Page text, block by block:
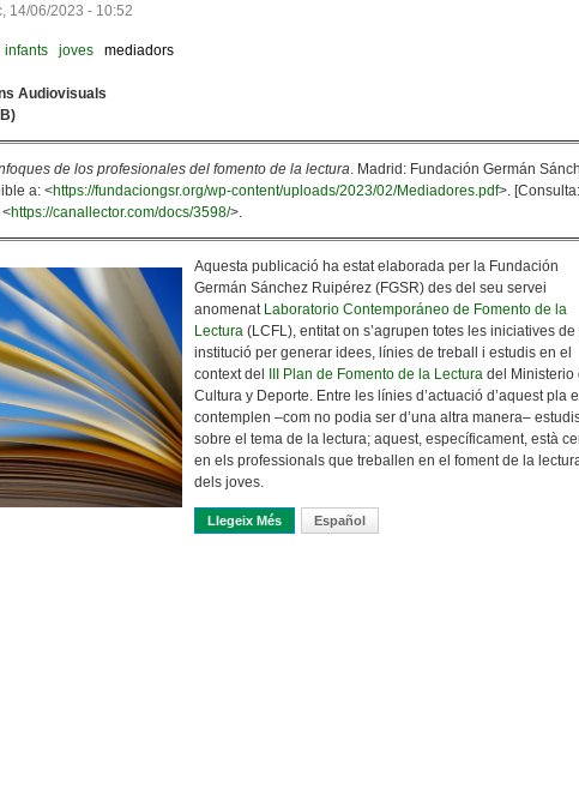
14/06/2023 - 10:52
infants joves
mediadors
Audiovisuals
de los profesionales del fomento de la lectura. Madrid: Fundación Germán
a: <https://fundaciongsr.org/wp-content/uploads/2023/02/Mediadores.pdf>. [Consulta:
https://canallector.com/docs/3598/>.
Aquesta publicació ha estat elaborada per la Fundación
Germán Sánchez Ruipérez (FGSR) des del seu servei
anomenat Laboratorio Contemporáneo de Fomento de la
Lectura (LCFL), entitat on s’agrupen totes les iniciatives de
institució per generar idees, línies de treball i estudis en el
context del
III Plan de Fomento de la Lectura del Ministerio
Cultura y Deporte. Entre les línies d’actuació d’aquest pla
contemplen ‒com no podia ser d’una altra manera‒
sobre el tema de la lectura; aquest, específicament, està
en els professionals que treballen en el foment de la
dels joves.
Llegeix Més Sobre Un Treball Humil Sobre Els Mediadors
Español